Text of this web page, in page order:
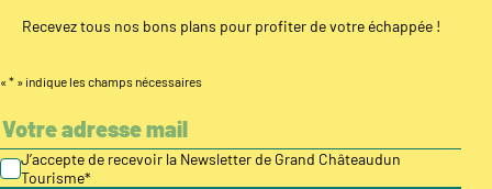
Recevez tous nos bons plans pour profiter de votre échappée !
« * » indique les champs nécessaires
J’accepte de recevoir la Newsletter de Grand Châteaudun
Tourisme*